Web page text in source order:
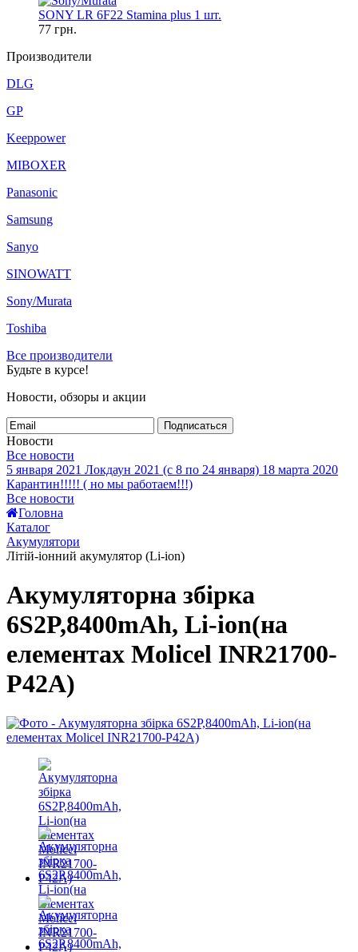
SONY LR 6F22 Stamina plus 1 шт.
77 грн.
Производители
DLG
GP
Keeppower
MIBOXER
Panasonic
Samsung
Sanyo
SINOWATT
Sony/Murata
Toshiba
Все производители
Будьте в курсе!
Новости, обзоры и акции
Подписаться
Новости
Все новости
5 января 2021 Локдаун 2021 (с 8 по 24 января) 18 марта 2020
Карантин!!!!! ( но мы работаем!!!)
Все новости
Головна
Каталог
Акумулятори
Літій-іонний акумулятор (Li-ion)
Акумуляторна збірка
6S2P,8400mAh, Li-ion(на
елементах Molicel INR21700-
P42A)